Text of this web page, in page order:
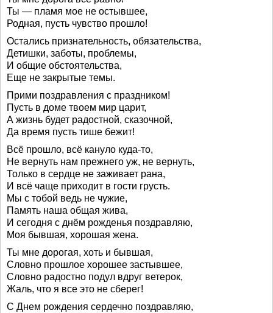
Ты — пламя мое не остывшее,
Родная, пусть чувство прошло!
Остались признательность, обязательства,
Детишки, заботы, проблемы,
И общие обстоятельства,
Еще не закрытые темы.
Прими поздравления с праздником!
Пусть в доме твоем мир царит,
А жизнь будет радостной, сказочной,
Да время пусть тише бежит!
Всё прошло, всё кануло куда-то,
Не вернуть нам прежнего уж, не вернуть,
Только в сердце не заживает рана,
И всё чаще приходит в гости грусть.
Мы с тобой ведь не чужие,
Память наша общая жива,
И сегодня с днём рожденья поздравляю,
Моя бывшая, хорошая жена.
Ты мне дорогая, хоть и бывшая,
Словно прошлое хорошее застывшее,
Словно радостно подул вдруг ветерок,
Жаль, что я все это не сберег!
С Днем рождения сердечно поздравляю,